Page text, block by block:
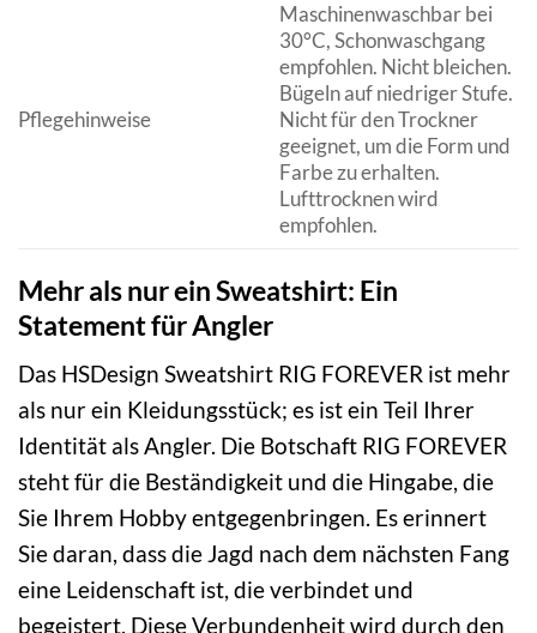
Pflegehinweise
Maschinenwaschbar bei
30°C, Schonwaschgang
empfohlen. Nicht bleichen.
Bügeln auf niedriger Stufe.
Nicht für den Trockner
geeignet, um die Form und
Farbe zu erhalten.
Lufttrocknen wird
empfohlen.
Mehr als nur ein Sweatshirt: Ein
Statement für Angler
Das HSDesign Sweatshirt RIG FOREVER ist mehr
als nur ein Kleidungsstück; es ist ein Teil Ihrer
Identität als Angler. Die Botschaft RIG FOREVER
steht für die Beständigkeit und die Hingabe, die
Sie Ihrem Hobby entgegenbringen. Es erinnert
Sie daran, dass die Jagd nach dem nächsten Fang
eine Leidenschaft ist, die verbindet und
begeistert. Diese Verbundenheit wird durch den